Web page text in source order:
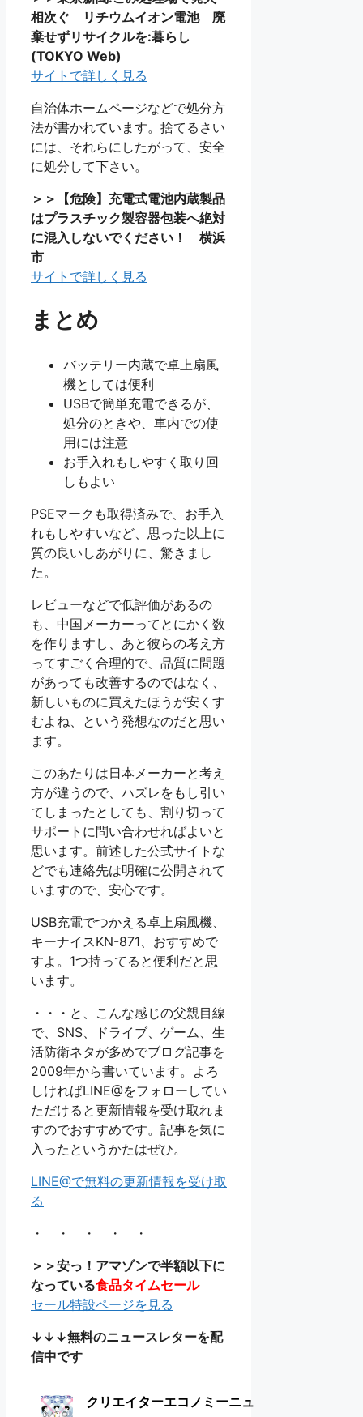
相次ぐ リチウムイオン電池 廃
棄せずリサイクルを:暮らし
(TOKYO Web)
サイトで詳しく見る
自治体ホームページなどで処分方
法が書かれています。捨てるさい
には、それらにしたがって、安全
に処分して下さい。
＞＞【危険】充電式電池内蔵製品
はプラスチック製容器包装へ絶対
に混入しないでください！ 横浜
市
サイトで詳しく見る
まとめ
バッテリー内蔵で卓上扇風
機としては便利
USBで簡単充電できるが、
処分のときや、車内での使
用には注意
お手入れもしやすく取り回
しもよい
PSEマークも取得済みで、お手入
れもしやすいなど、思った以上に
質の良いしあがりに、驚きまし
た。
レビューなどで低評価があるの
も、中国メーカーってとにかく数
を作りますし、あと彼らの考え方
ってすごく合理的で、品質に問題
があっても改善するのではなく、
新しいものに買えたほうが安くす
むよね、という発想なのだと思い
ます。
このあたりは日本メーカーと考え
方が違うので、ハズレをもし引い
てしまったとしても、割り切って
サポートに問い合わせればよいと
思います。前述した公式サイトな
どでも連絡先は明確に公開されて
いますので、安心です。
USB充電でつかえる卓上扇風機、
キーナイスKN-871、おすすめで
すよ。1つ持ってると便利だと思
います。
・・・と、こんな感じの父親目線
で、SNS、ドライブ、ゲーム、生
活防衛ネタが多めでブログ記事を
2009年から書いています。よろ
しければLINE@をフォローしてい
ただけると更新情報を受け取れま
すのでおすすめです。記事を気に
入ったというかたはぜひ。
LINE@で無料の更新情報を受け取
る
・ ・ ・ ・ ・
＞＞安っ！アマゾンで半額以下に
なっている食品タイムセール
セール特設ページを見る
↓↓↓無料のニュースレターを配
信中です